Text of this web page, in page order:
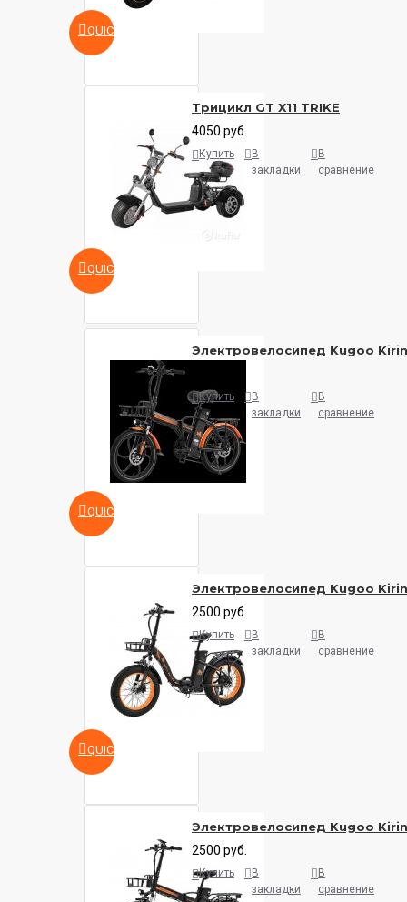
QUICKVIEW
QUICKVIEW
Трицикл GT X11 TRIKE
4050 руб.
Купить
В
закладки
В
сравнение
QUICKVIEW
Электровелосипед Kugoo Kirin
Купить
В
закладки
В
сравнение
QUICKVIEW
Электровелосипед Kugoo
2500 руб.
Купить
В
закладки
В
сравнение
Электровелосипед Kugoo
2500 руб.
Купить
В
закладки
В
сравнение